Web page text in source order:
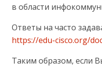
в области
Ответы на часто
https://edu-cisco.org/
Таким образом, если